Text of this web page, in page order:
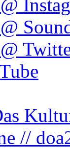
//